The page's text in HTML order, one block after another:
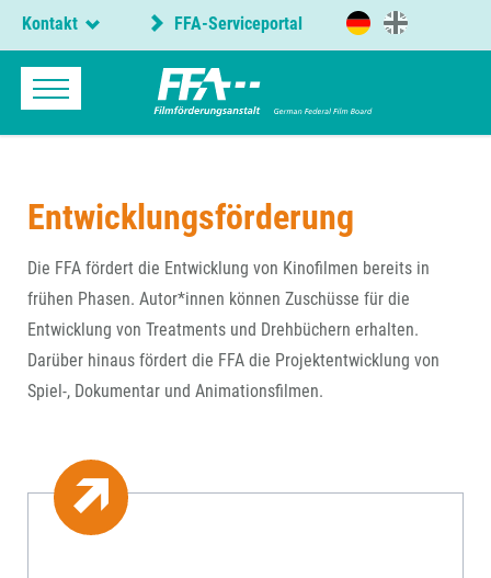
Kontakt FFA-Serviceportal
Entwicklungsförderung
Die FFA fördert die Entwicklung von Kinofilmen bereits in
frühen Phasen. Autor*innen können Zuschüsse für die
Entwicklung von Treatments und Drehbüchern erhalten.
Darüber hinaus fördert die FFA die Projektentwicklung von
Spiel-, Dokumentar und Animationsfilmen.